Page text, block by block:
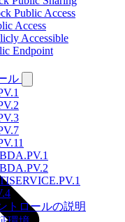
Public Access
Access
Accessible
Endpoint
ル
トロールの説明